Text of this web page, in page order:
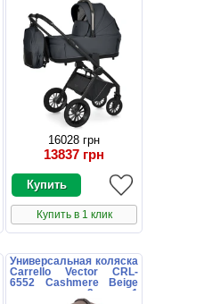
16028 грн
13837 грн
Купить в 1 клик
Универсальная коляска
Carrello Vector CRL-
6552 Cashmere Beige
коричневая 2 в 1